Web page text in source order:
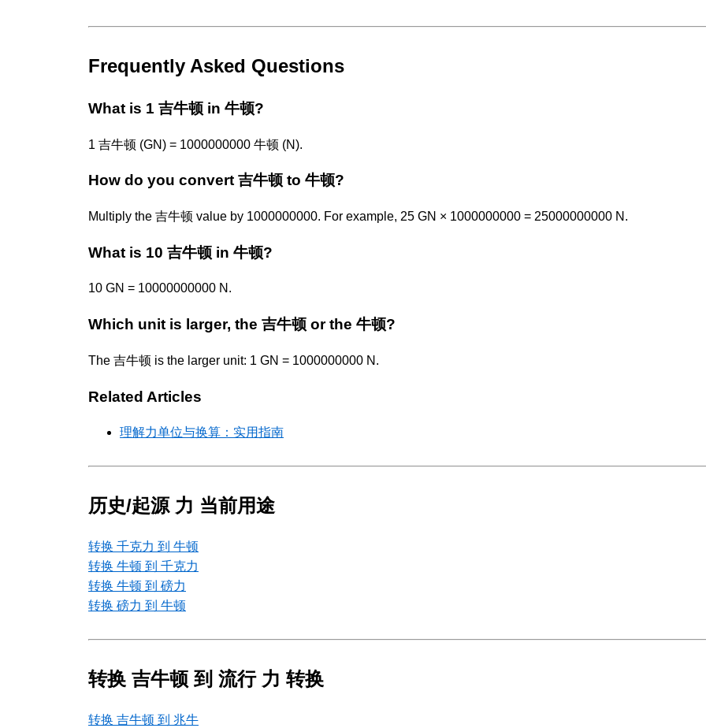
Frequently Asked Questions
What is 1 吉牛顿 in 牛顿?
1 吉牛顿 (GN) = 1000000000 牛顿 (N).
How do you convert 吉牛顿 to 牛顿?
Multiply the 吉牛顿 value by 1000000000. For example, 25 GN × 1000000000 = 25000000000 N.
What is 10 吉牛顿 in 牛顿?
10 GN = 10000000000 N.
Which unit is larger, the 吉牛顿 or the 牛顿?
The 吉牛顿 is the larger unit: 1 GN = 1000000000 N.
Related Articles
理解力单位与换算：实用指南
历史/起源 力 当前用途
转换 千克力 到 牛顿
转换 牛顿 到 千克力
转换 牛顿 到 磅力
转换 磅力 到 牛顿
转换 吉牛顿 到 流行 力 转换
转换 吉牛顿 到 兆牛